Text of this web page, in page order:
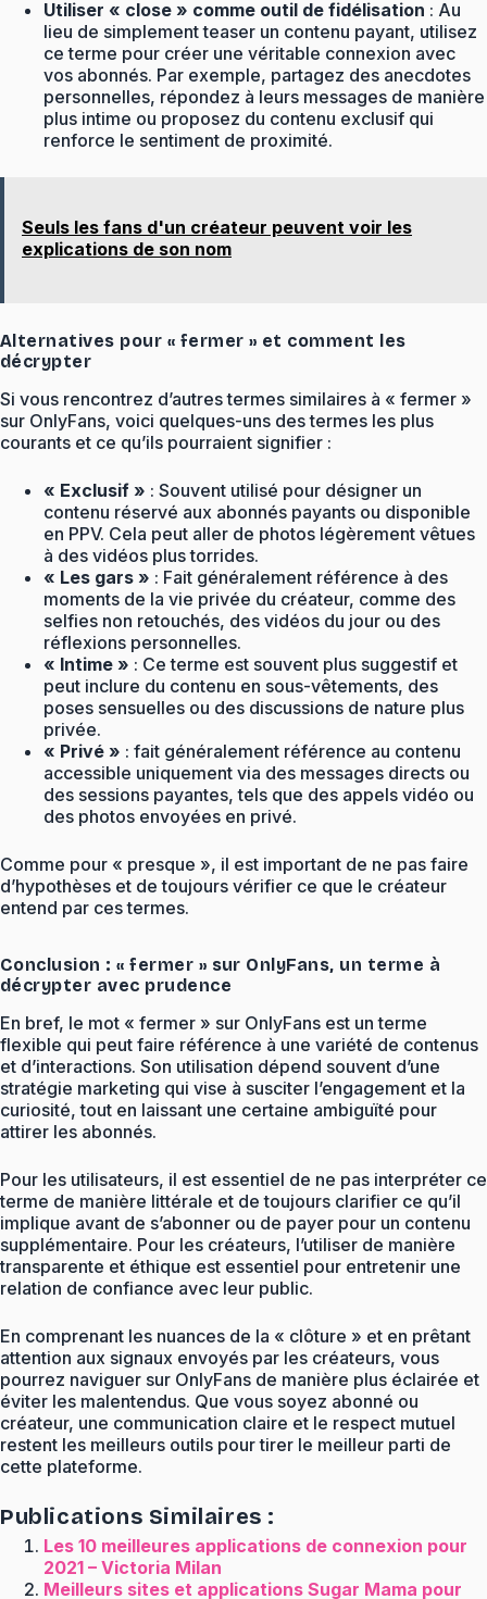
Utiliser « close » comme outil de fidélisation : Au
lieu de simplement teaser un contenu payant, utilisez
ce terme pour créer une véritable connexion avec
vos abonnés. Par exemple, partagez des anecdotes
personnelles, répondez à leurs messages de manière
plus intime ou proposez du contenu exclusif qui
renforce le sentiment de proximité.
Seuls les fans d'un créateur peuvent voir les
explications de son nom
Alternatives pour « fermer » et comment les
décrypter
Si vous rencontrez d’autres termes similaires à « fermer »
sur OnlyFans, voici quelques-uns des termes les plus
courants et ce qu’ils pourraient signifier :
« Exclusif » : Souvent utilisé pour désigner un
contenu réservé aux abonnés payants ou disponible
en PPV. Cela peut aller de photos légèrement vêtues
à des vidéos plus torrides.
« Les gars » : Fait généralement référence à des
moments de la vie privée du créateur, comme des
selfies non retouchés, des vidéos du jour ou des
réflexions personnelles.
« Intime » : Ce terme est souvent plus suggestif et
peut inclure du contenu en sous-vêtements, des
poses sensuelles ou des discussions de nature plus
privée.
« Privé » : fait généralement référence au contenu
accessible uniquement via des messages directs ou
des sessions payantes, tels que des appels vidéo ou
des photos envoyées en privé.
Comme pour « presque », il est important de ne pas faire
d’hypothèses et de toujours vérifier ce que le créateur
entend par ces termes.
Conclusion : « fermer » sur OnlyFans, un terme à
décrypter avec prudence
En bref, le mot « fermer » sur OnlyFans est un terme
flexible qui peut faire référence à une variété de contenus
et d’interactions. Son utilisation dépend souvent d’une
stratégie marketing qui vise à susciter l’engagement et la
curiosité, tout en laissant une certaine ambiguïté pour
attirer les abonnés.
Pour les utilisateurs, il est essentiel de ne pas interpréter ce
terme de manière littérale et de toujours clarifier ce qu’il
implique avant de s’abonner ou de payer pour un contenu
supplémentaire. Pour les créateurs, l’utiliser de manière
transparente et éthique est essentiel pour entretenir une
relation de confiance avec leur public.
En comprenant les nuances de la « clôture » et en prêtant
attention aux signaux envoyés par les créateurs, vous
pourrez naviguer sur OnlyFans de manière plus éclairée et
éviter les malentendus. Que vous soyez abonné ou
créateur, une communication claire et le respect mutuel
restent les meilleurs outils pour tirer le meilleur parti de
cette plateforme.
Publications Similaires :
Les 10 meilleures applications de connexion pour
2021 – Victoria Milan
Meilleurs sites et applications Sugar Mama pour